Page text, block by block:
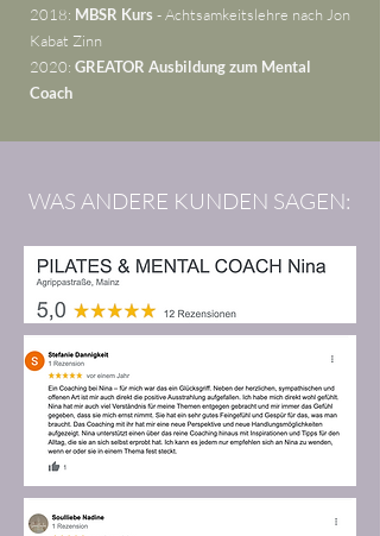
2018: MBSR Kurs - Achtsamkeitslehre nach Jon
Kabat Zinn
2020: GREATOR Ausbildung zum Mental
Coach
WAS ANDERE KUNDEN SAGEN: